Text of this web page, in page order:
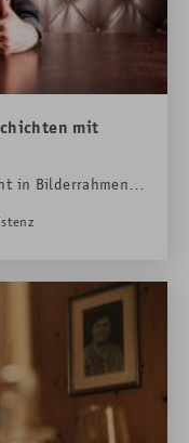
mit
in Bilderrahmen.